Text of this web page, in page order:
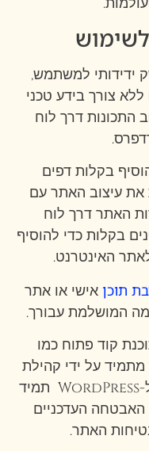
ידידותי למשתמש,
צורך בידע טכני
התכונות דרך לוח
בקלות דפים
את עיצוב האתר עם
האתר דרך לוח
בקלות כדי להוסיף
האינטרנט.
תוכן אישי או אתר
המושלמת עבורך.
קוד פתוח כמו
מתמיד על ידי קהילת
מפתחים. משמעות הדבר היא של-WordPress תמיד
האבטחה העדכניים
האתר.